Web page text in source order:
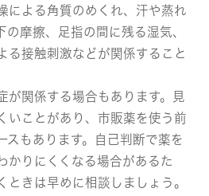
による角質のめくれ、汗や蒸れ
の摩擦、足指の間に残る湿気、
る接触刺激などが関係すること
が関係する場合もあります。見
いことがあり、市販薬を使う前
スもあります。自己判断で薬を
かりにくくなる場合があるた
ときは早めに相談しましょう。